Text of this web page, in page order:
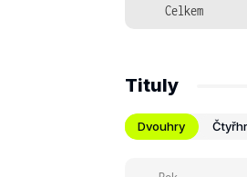
Celkem
Tituly
Dvouhry